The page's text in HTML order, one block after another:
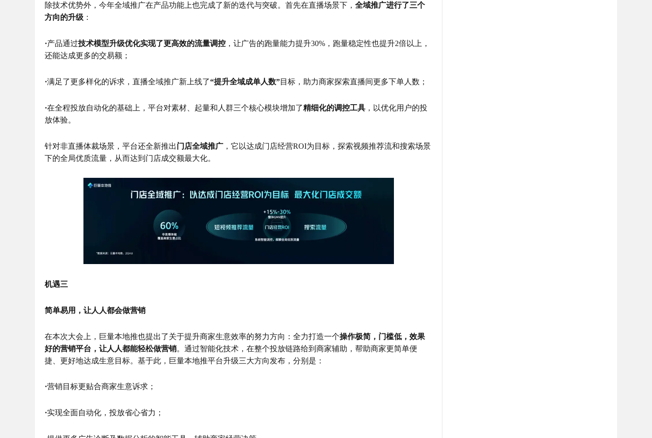
除技术优势外，今年全域推广在产品功能上也完成了新的迭代与突破。首先在直播场景下， 全域推广进行了三个
方向的升级 ：
·产品通过技术模型升级优化实现了更高效的流量调控 ，让广告的跑量能力提升30%，跑量稳定性也提升2倍以上，
还能达成更多的交易额；
·满足了更多样化的诉求，直播全域推广新上线了“提升全域成单人数”目标，助力商家探索直播间更多下单人数；
·在全程投放自动化的基础上，平台对素材、起量和人群三个核心模块增加了精细化的调控工具 ，以优化用户的投
放体验。
针对非直播体裁场景，平台还全新推出门店全域推广 ，它以达成门店经营ROI为目标，探索视频推荐流和搜索场景
下的全局优质流量，从而达到门店成交额最大化。
机遇三
简单易用，让人人都会做营销
在本次大会上，巨量本地推也提出了关于提升商家生意效率的努力方向：全力打造一个操作极简，门槛低，效果
好的营销平台，让人人都能轻松做营销。通过智能化技术，在整个投放链路给到商家辅助，帮助商家更简单便
捷、更好地达成生意目标。基于此，巨量本地推平台升级三大方向发布，分别是：
·营销目标更贴合商家生意诉求；
·实现全面自动化，投放省心省力；